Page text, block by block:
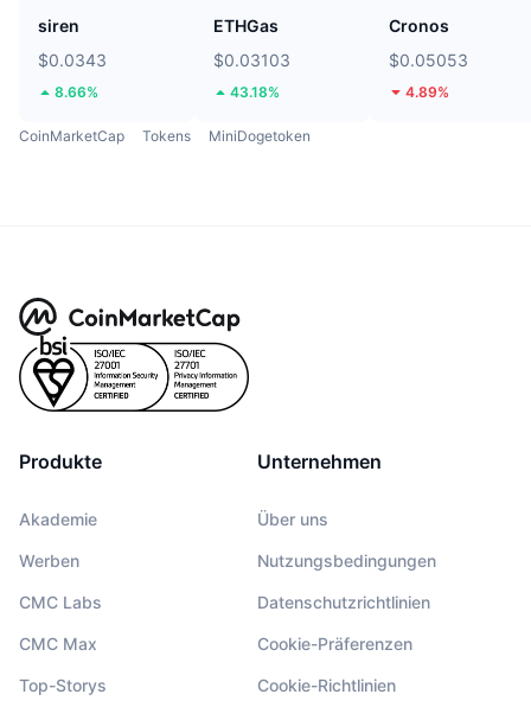
siren
$0.0343
8.66%
ETHGas
$0.03103
43.18%
Cronos
$0.05053
4.89%
CoinMarketCap Tokens MiniDogetoken
Produkte
Akademie
Werben
CMC Labs
CMC Max
Top-Storys
Unternehmen
Über uns
Nutzungsbedingungen
Datenschutzrichtlinien
Cookie-Präferenzen
Cookie-Richtlinien